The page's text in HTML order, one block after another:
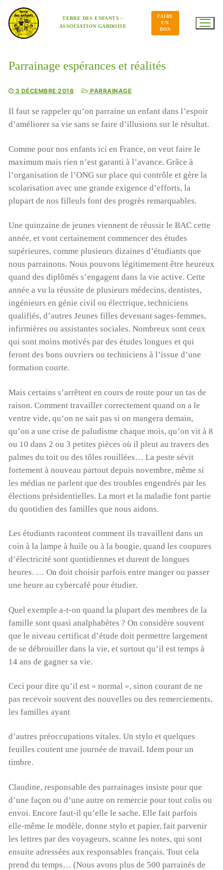
contenu
TERRE DES ENFANTS –
ASSOCIATION GARDOISE
FAIRE
UN
DON
Parrainage espérances et réalités
3 DÉCEMBRE 2018 PARRAINAGE
Il faut se rappeler qu’on parraine un enfant dans l’espoir
d’améliorer sa vie sans se faire d’illusions sur le résultat.
Comme pour nos enfants ici en France, on veut faire le
maximum mais rien n’est garanti à l’avance. Grâce à
l’organisation de l’ONG sur place qui contrôle et gère la
scolarisation avec une grande exigence d’efforts, la
plupart de nos filleuls font des progrès remarquables.
Une quinzaine de jeunes viennent de réussir le BAC cette
année, et vont certainement commencer des études
supérieures, comme plusieurs dizaines d’étudiants que
nous parrainons. Nous pouvons légitimement être heureux
quand des diplômés s’engagent dans la vie active. Cette
année a vu la réussite de plusieurs médecins, dentistes,
ingénieurs en génie civil ou électrique, techniciens
qualifiés, d’autres Jeunes filles devenant sages-femmes,
infirmières ou assistantes sociales. Nombreux sont ceux
qui sont moins motivés par des études longues et qui
feront des bons ouvriers ou techniciens à l’issue d’une
formation courte.
Mais certains s’arrêtent en cours de route pour un tas de
raison. Comment travailler correctement quand on a le
ventre vide, qu’on ne sait pas si on mangera demain,
qu’on a une crise de paludisme chaque mois, qu’on vit à 8
ou 10 dans 2 ou 3 petites pièces où il pleut au travers des
palmes du toit ou des tôles rouillées… La peste sévit
fortement à nouveau partout depuis novembre, même si
les médias ne parlent que des troubles engendrés par les
élections présidentielles. La mort et la maladie font partie
du quotidien des familles que nous aidons.
Les étudiants racontent comment ils travaillent dans un
coin à la lampe à huile ou à la bougie, quand les coupures
d’électricité sont quotidiennes et durent de longues
heures. … On doit choisir parfois entre manger ou passer
une heure au cybercafé pour étudier.
Quel exemple a-t-on quand la plupart des membres de la
famille sont quasi analphabètes ? On considère souvent
que le niveau certificat d’étude doit permettre largement
de se débrouiller dans la vie, et surtout qu’il est temps à
14 ans de gagner sa vie.
Ceci pour dire qu’il est « normal », sinon courant de ne
pas recevoir souvent des nouvelles ou des remerciements,
les familles ayant
d’autres préoccupations vitales. Un stylo et quelques
feuilles coutent une journée de travail. Idem pour un
timbre.
Claudine, responsable des parrainages insiste pour que
d’une façon ou d’une autre on remercie pour tout colis ou
envoi. Encore faut-il qu’elle le sache. Elle fait parfois
elle-même le modèle, donne stylo et papier, fait parvenir
les lettres par des voyageurs, scanne les notes, qui sont
ensuite adressées aux responsables français. Tout cela
prend du temps… (Nous avons plus de 500 parrainés de